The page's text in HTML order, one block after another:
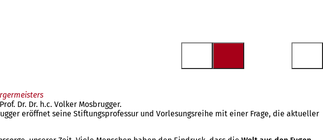
Dr. Dr. h.c. Volker Mosbrugger.
eröffnet seine Stiftungsprofessur und Vorlesungsreihe mit einer Frage, die aktueller